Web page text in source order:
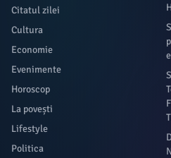
Citatul zilei
Cultura
Economie
Evenimente
Horoscop
La povești
Lifestyle
Politica